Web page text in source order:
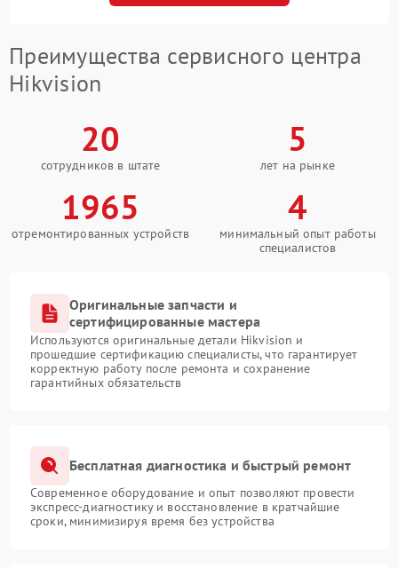
Преимущества сервисного центра
Hikvision
20
сотрудников в штате
5
лет на рынке
1965
отремонтированных устройств
4
минимальный опыт работы
специалистов
Оригинальные запчасти и
сертифицированные мастера
Используются оригинальные детали Hikvision и
прошедшие сертификацию специалисты, что гарантирует
корректную работу после ремонта и сохранение
гарантийных обязательств
Бесплатная диагностика и быстрый ремонт
Современное оборудование и опыт позволяют провести
экспресс-диагностику и восстановление в кратчайшие
сроки, минимизируя время без устройства